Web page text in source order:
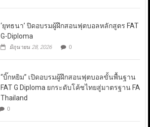
‘ยุทธนา’ ปิดอบรมผู้ฝึกสอนฟุตบอลหลักสูตร FAT
G-Diploma
มิถุนายน 28, 2026 0
“บิ๊กหยิม” เปิดอบรมผู้ฝึกสอนฟุตบอลขั้นพื้นฐาน
FAT G Diploma ยกระดับโค้ชไทยสู่มาตรฐาน FA
Thailand
0